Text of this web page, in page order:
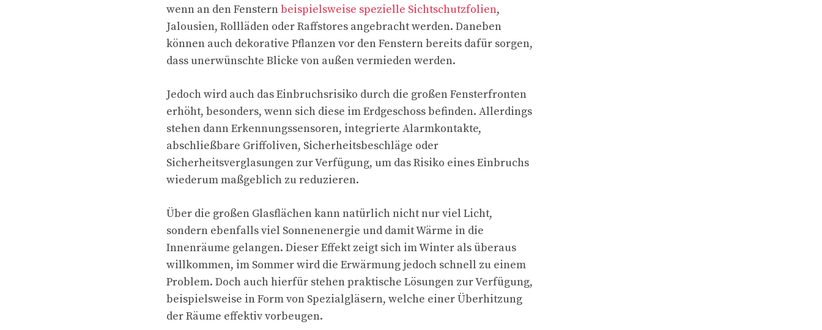
wenn an den Fensternbeispielsweise spezielle Sichtschutzfolien,
Jalousien, Rollläden oder Raffstores angebracht werden. Daneben
können auch dekorative Pflanzen vor den Fenstern bereits dafür sorgen,
dass unerwünschte Blicke von außen vermieden werden.
Jedoch wird auch das Einbruchsrisiko durch die großen Fensterfronten
erhöht, besonders, wenn sich diese im Erdgeschoss befinden. Allerdings
stehen dann Erkennungssensoren, integrierte Alarmkontakte,
abschließbare Griffoliven, Sicherheitsbeschläge oder
Sicherheitsverglasungen zur Verfügung, um das Risiko eines Einbruchs
wiederum maßgeblich zu reduzieren.
Über die großen Glasflächen kann natürlich nicht nur viel Licht,
sondern ebenfalls viel Sonnenenergie und damit Wärme in die
Innenräume gelangen. Dieser Effekt zeigt sich im Winter als überaus
willkommen, im Sommer wird die Erwärmung jedoch schnell zu einem
Problem. Doch auch hierfür stehen praktische Lösungen zur Verfügung,
beispielsweise in Form von Spezialgläsern, welche einer Überhitzung
der Räume effektiv vorbeugen.